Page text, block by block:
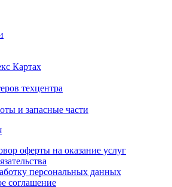
Картах
техцентра
и запасные части
оферты на оказание услуг
персональных данных
соглашение